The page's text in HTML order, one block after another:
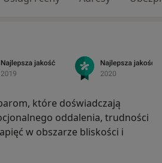
które doświadczają
oddalenia, trudności
w obszarze bliskości i